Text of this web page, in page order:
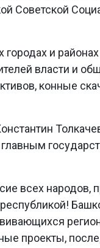
Советской
и
власти и
конные
главным
всех
проекты,